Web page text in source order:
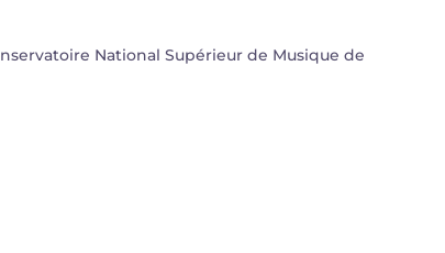
National Supérieur de Musique de